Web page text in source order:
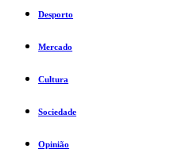
Desporto
Mercado
Cultura
Sociedade
Opinião